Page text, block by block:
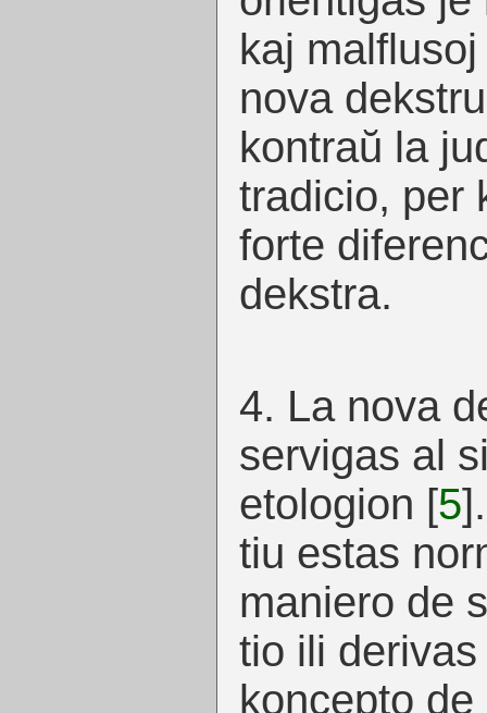
kaj
nova
kontraŭ la
tradicio, per
forte
dekstra.
4. La nova
servigas al
etologion [5]
tiu estas
maniero de
tio ili
koncepto